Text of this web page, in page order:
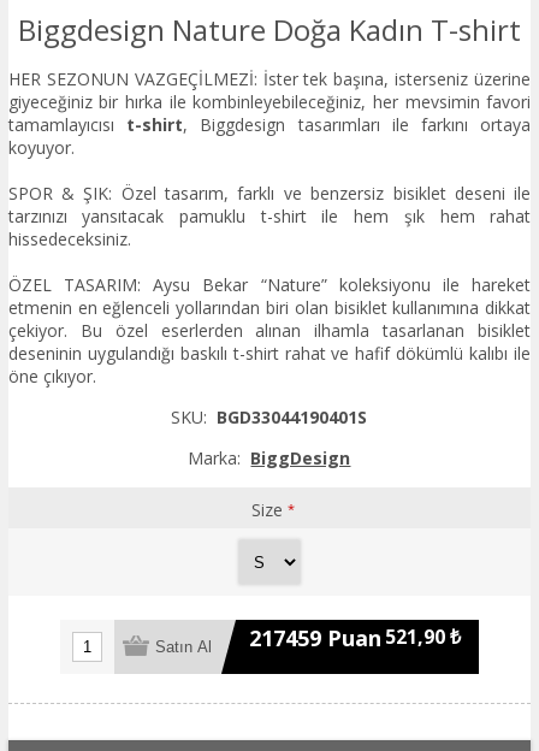
Biggdesign Nature Doğa Kadın T-shirt
HER SEZONUN VAZGEÇİLMEZİ: İster tek başına, isterseniz üzerine
giyeceğiniz bir hırka ile kombinleyebileceğiniz, her mevsimin favori
tamamlayıcısı t-shirt, Biggdesign tasarımları ile farkını ortaya
koyuyor.
SPOR & ŞIK: Özel tasarım, farklı ve benzersiz bisiklet deseni ile
tarzınızı yansıtacak pamuklu t-shirt ile hem şık hem rahat
hissedeceksiniz.
ÖZEL TASARIM: Aysu Bekar “Nature” koleksiyonu ile hareket
etmenin en eğlenceli yollarından biri olan bisiklet kullanımına dikkat
çekiyor. Bu özel eserlerden alınan ilhamla tasarlanan bisiklet
deseninin uygulandığı baskılı t-shirt rahat ve hafif dökümlü kalıbı ile
öne çıkıyor.
SKU: BGD33044190401S
Marka: BiggDesign
Size *
217459 Puan 521,90 ₺